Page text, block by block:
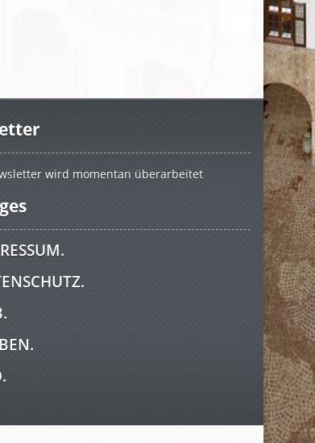
wird momentan überarbeitet